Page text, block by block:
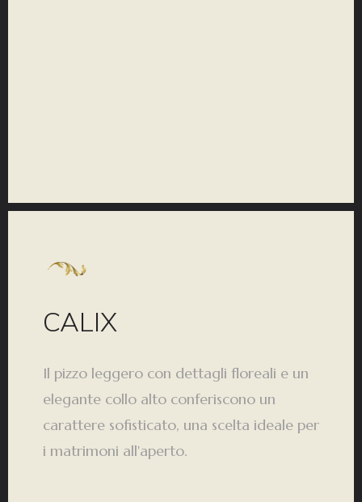
CALIX
Il pizzo leggero con dettagli floreali e un
elegante collo alto conferiscono un
carattere sofisticato, una scelta ideale per
i matrimoni all'aperto.